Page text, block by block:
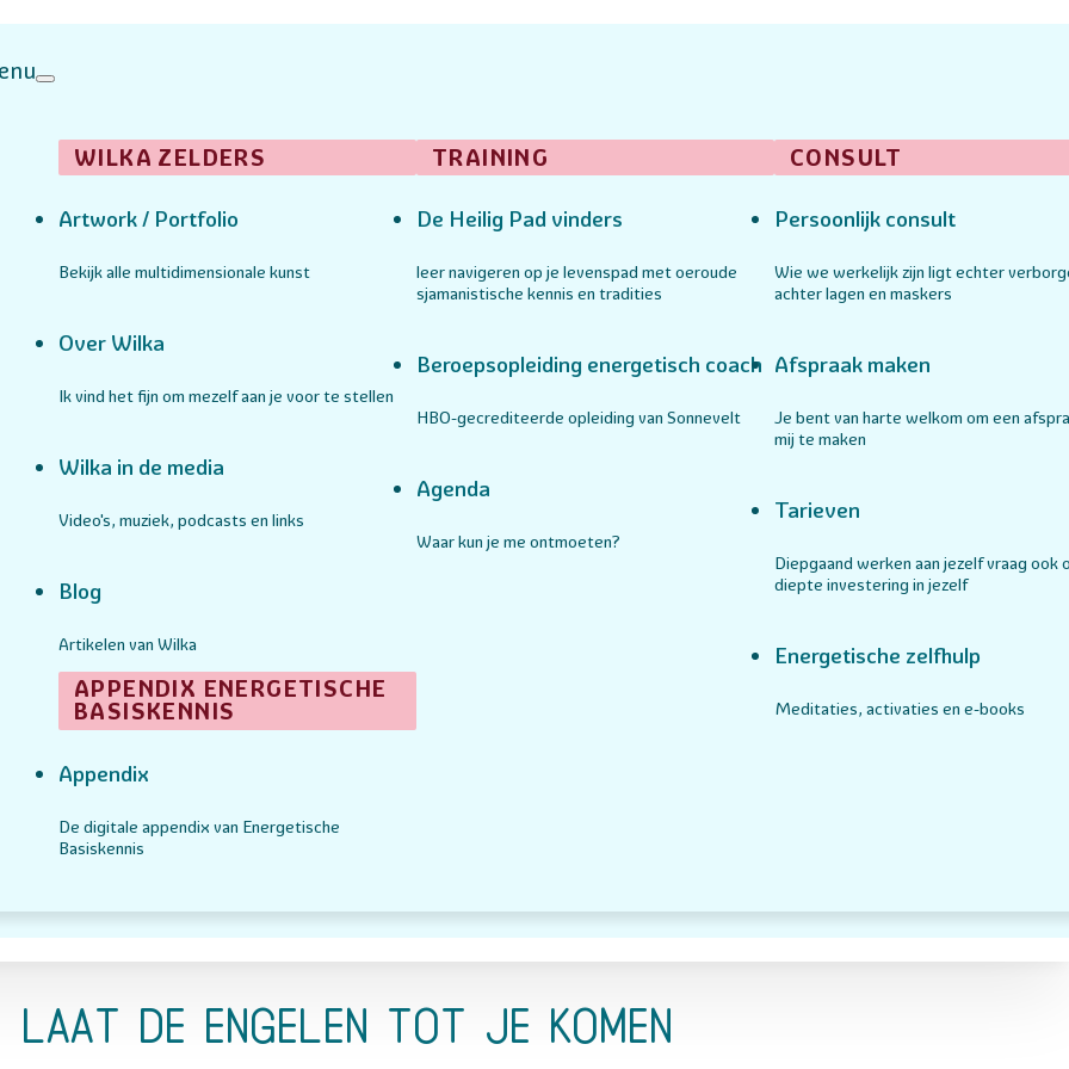
WILKA ZELDERS
Artwork / Portfolio
Bekijk alle multidimensionale kunst
Over Wilka
Ik vind het fijn om mezelf aan je voor te stellen
Wilka in de media
Video's, muziek, podcasts en links
Blog
Artikelen van Wilka
APPENDIX ENERGETISCHE
BASISKENNIS
Appendix
De digitale appendix van Energetische
Basiskennis
TRAINING
De Heilig Pad vinders
leer navigeren op je levenspad met oeroude
sjamanistische kennis en tradities
Beroepsopleiding energetisch coach
HBO-gecrediteerde opleiding van Sonnevelt
Agenda
Waar kun je me ontmoeten?
CONSULT
Persoonlijk consult
Wie we werkelijk zijn ligt echter
achter lagen en maskers
Afspraak maken
Je bent van harte welkom om een
mij te maken
Tarieven
Diepgaand werken aan jezelf vraag ook
diepte investering in jezelf
Energetische zelfhulp
Meditaties, activaties en e-books
Laat de engelen tot je komen